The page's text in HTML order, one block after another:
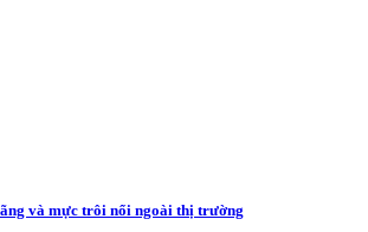
và mực trôi nổi ngoài thị trường